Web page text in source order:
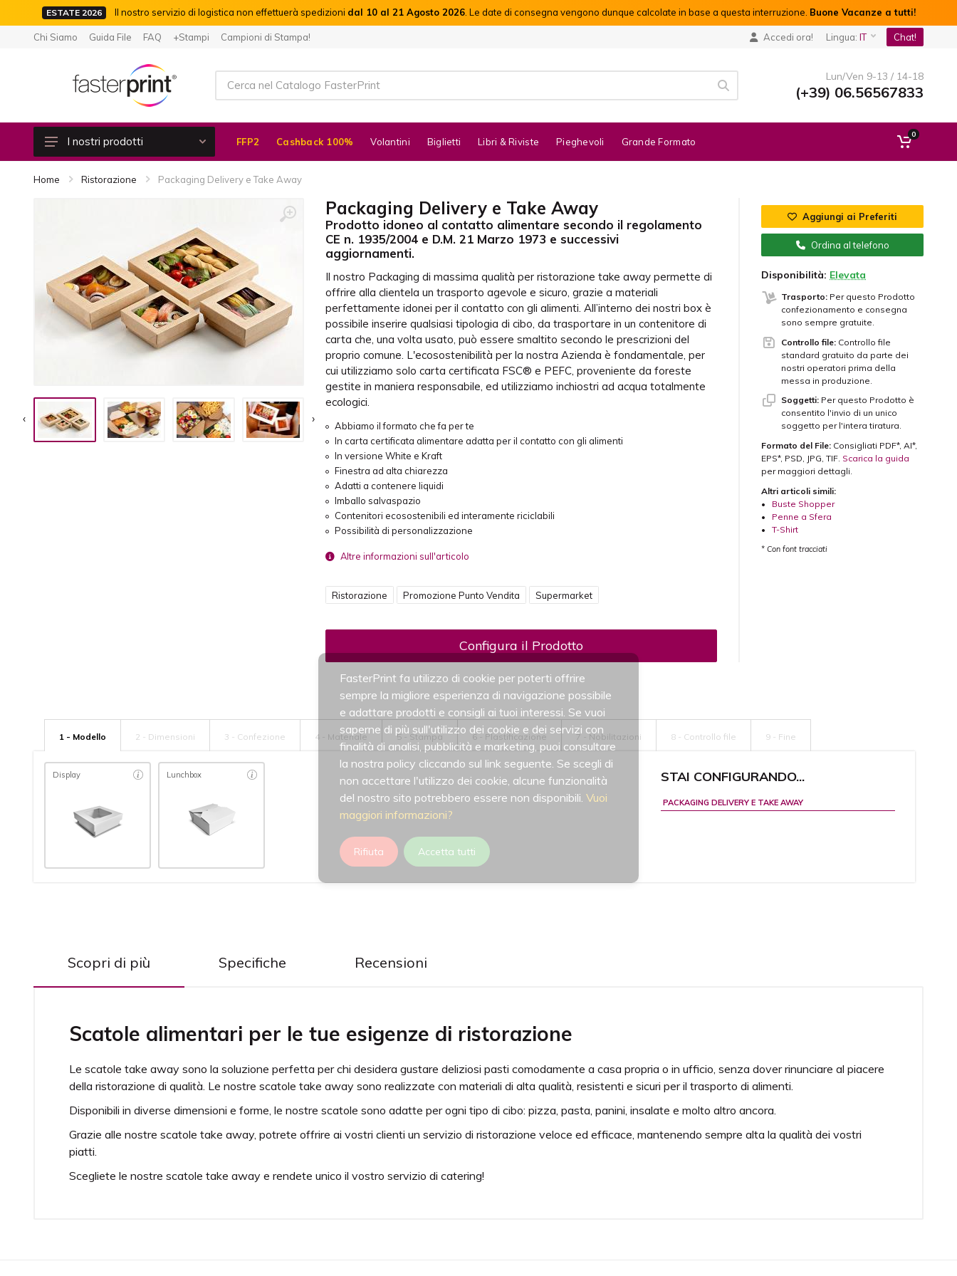
FasterPrint fa utilizzo di cookie per poterti offrire
sempre la migliore esperienza di navigazione possibile
e adattare prodotti e consigli ai tuoi interessi. Se vuoi
saperne di più sull'utilizzo dei cookie e dei servizi con
finalità di analisi, pubblicità e marketing, puoi consultare
la nostra policy cliccando sul link seguente. Se scegli di
non accettare l'utilizzo dei cookie, alcune funzionalità
del nostro sito potrebbero essere non disponibili. Vuoi
maggiori informazioni?
Rifiuta Accetta tutti
ESTATE 2026 Il nostro servizio di logistica non effettuerà spedizioni dal 10 al 21 Agosto 2026. Le date di consegna vengono dunque calcolate in base a questa interruzione. Buone Vacanze a tutti!
Chi Siamo Guida File FAQ +Stampi Campioni di Stampa! Accedi ora! Lingua: IT Chat!
Lun/Ven 9-13 / 14-18
(+39) 06.56567833
Cashback 100%
Grande Formato
Etichette Adesive
Manifesti e Espositori
Mascherine FFP2
Tutti A/Z
I nostri prodotti FFP2 Cashback 100% Volantini Biglietti Libri & Riviste Pieghevoli Grande Formato
0
Home Ristorazione Packaging Delivery e Take Away
‹ ›
Packaging Delivery e Take Away
Prodotto idoneo al contatto alimentare secondo il regolamento
CE n. 1935/2004 e D.M. 21 Marzo 1973 e successivi
aggiornamenti.
Il nostro Packaging di massima qualità per ristorazione take away permette di
offrire alla clientela un trasporto agevole e sicuro, grazie a materiali
perfettamente idonei per il contatto con gli alimenti. All’interno dei nostri box è
possibile inserire qualsiasi tipologia di cibo, da trasportare in un contenitore di
carta che, una volta usato, può essere smaltito secondo le prescrizioni del
proprio comune. L'ecosostenibilità per la nostra Azienda è fondamentale, per
cui utilizziamo solo carta certificata FSC® e PEFC, proveniente da foreste
gestite in maniera responsabile, ed utilizziamo inchiostri ad acqua totalmente
ecologici.
Abbiamo il formato che fa per te
In carta certificata alimentare adatta per il contatto con gli alimenti
In versione White e Kraft
Finestra ad alta chiarezza
Adatti a contenere liquidi
Imballo salvaspazio
Contenitori ecosostenibili ed interamente riciclabili
Possibilità di personalizzazione
Altre informazioni sull'articolo
Aggiungi ai Preferiti
Ordina al telefono
Disponibilità: Elevata
Trasporto: Per questo Prodotto
confezionamento e consegna
sono sempre gratuite.
Controllo file: Controllo file
standard gratuito da parte dei
nostri operatori prima della
messa in produzione.
Soggetti: Per questo Prodotto è
consentito l'invio di un unico
soggetto per l'intera tiratura.
Formato del File: Consigliati PDF*, AI*,
EPS*, PSD, JPG, TIF. Scarica la guida
per maggiori dettagli.
Altri articoli simili:
• Buste Shopper
• Penne a Sfera
• T-Shirt
* Con font tracciati
Ristorazione Promozione Punto Vendita Supermarket
Configura il Prodotto
1 - Modello 2 - Dimensioni 3 - Confezione 4 - Materiale 5 - Stampa 6 - Plastificazione 7 - Nobilitazioni 8 - Controllo file 9 - Fine
Display Lunchbox STAI CONFIGURANDO...
PACKAGING DELIVERY E TAKE AWAY
Scopri di più Specifiche Recensioni
Scatole alimentari per le tue esigenze di ristorazione
Le scatole take away sono la soluzione perfetta per chi desidera gustare deliziosi pasti comodamente a casa propria o in ufficio, senza dover rinunciare al piacere
della ristorazione di qualità. Le nostre scatole take away sono realizzate con materiali di alta qualità, resistenti e sicuri per il trasporto di alimenti.
Disponibili in diverse dimensioni e forme, le nostre scatole sono adatte per ogni tipo di cibo: pizza, pasta, panini, insalate e molto altro ancora.
Grazie alle nostre scatole take away, potrete offrire ai vostri clienti un servizio di ristorazione veloce ed efficace, mantenendo sempre alta la qualità dei vostri
piatti.
Scegliete le nostre scatole take away e rendete unico il vostro servizio di catering!